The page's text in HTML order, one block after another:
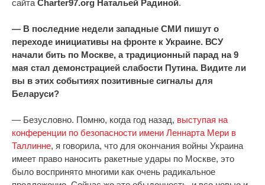
сайта Charter97.org Натальей Радиной.
— В последние недели западные СМИ пишут о
переходе инициативы на фронте к Украине. ВСУ
начали бить по Москве, а традиционный парад на 9
мая стал демонстрацией слабости Путина. Видите ли
вы в этих событиях позитивные сигналы для
Беларуси?
— Безусловно. Помню, когда год назад, выступая на
конференции по безопасности имени Леннарта Мери в
Таллинне, я говорила, что для окончания войны Украина
имеет право наносить ракетные удары по Москве, это
было воспринято многими как очень радикальное